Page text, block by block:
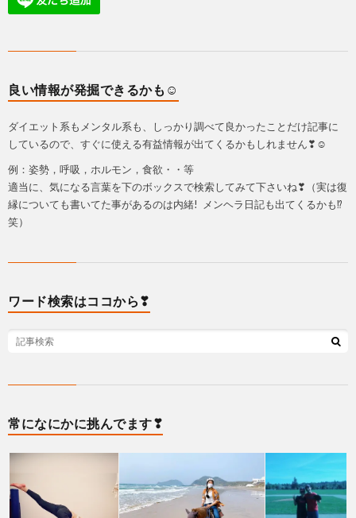
良い情報が発掘できるかも☺
ダイエット系もメンタル系も、しっかり調べて良かったことだけ記事に
しているので、すぐに使える有益情報が出てくるかもしれません❣☺
例：姿勢，呼吸，ホルモン，食欲・・等
適当に、気になる言葉を下のボックスで検索してみて下さいね❣（実は復
縁についても書いてた事があるのは内緒! メンヘラ日記も出てくるかも⁉
笑）
ワード検索はココから❣
常になにかに挑んでます❣